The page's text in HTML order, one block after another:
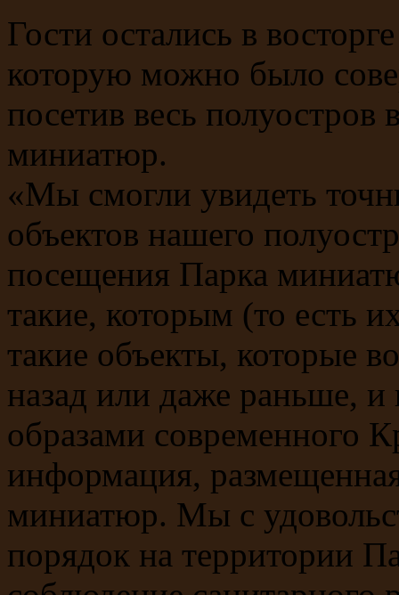
Гости остались в
которую можно было
посетив весь полуостров
миниатюр.
«Мы смогли увидеть
объектов нашего
посещения Парка
такие, которым (то есть
такие объекты, которые
назад или даже раньше, и
образами современного
информация,
миниатюр. Мы с
порядок на территории